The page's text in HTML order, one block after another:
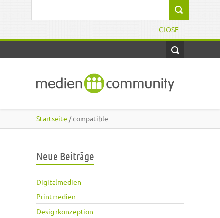
CLOSE
Startseite / compatible
Neue Beiträge
Digitalmedien
Printmedien
Designkonzeption